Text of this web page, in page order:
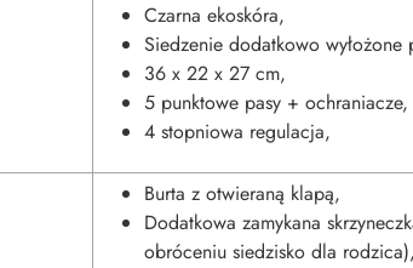
Czarna ekoskóra,
Siedzenie dodatkowo wyłożone
36 x 22 x 27 cm,
5 punktowe pasy + ochraniacze,
4 stopniowa regulacja,
Burta z otwieraną klapą,
Dodatkowa zamykana
obróceniu siedzisko dla rodzica),